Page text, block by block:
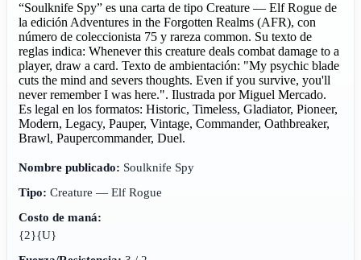
“Soulknife Spy” es una carta de tipo Creature — Elf Rogue de
la edición Adventures in the Forgotten Realms (AFR), con
número de coleccionista 75 y rareza common. Su texto de
reglas indica: Whenever this creature deals combat damage to a
player, draw a card. Texto de ambientación: "My psychic blade
cuts the mind and severs thoughts. Even if you survive, you'll
never remember I was here.". Ilustrada por Miguel Mercado.
Es legal en los formatos: Historic, Timeless, Gladiator, Pioneer,
Modern, Legacy, Pauper, Vintage, Commander, Oathbreaker,
Brawl, Paupercommander, Duel.
Nombre publicado: Soulknife Spy
Tipo: Creature — Elf Rogue
Costo de maná:
{2}{U}